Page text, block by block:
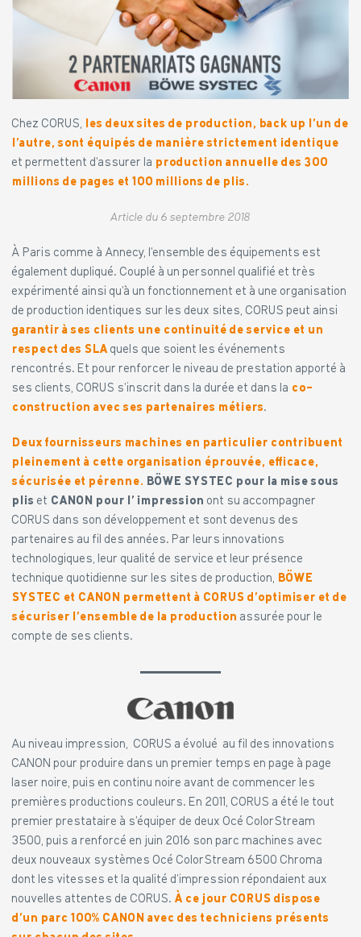
Chez CORUS,
les deux sites de production, back up l’un de
l’autre, sont équipés de manière strictement identique
et permettent d’assurer la production annuelle des 300
millions de pages et 100 millions de plis.
Article du 6 septembre 2018
À Paris comme à Annecy, l’ensemble des équipements est
également dupliqué. Couplé à un personnel qualifié et très
expérimenté ainsi qu’à un fonctionnement et à une organisation
de production identiques sur les deux sites, CORUS peut ainsi
garantir à ses clients une continuité de service et un
respect des SLA quels que soient les événements
rencontrés. Et pour renforcer le niveau de prestation apporté à
ses clients, CORUS s’inscrit dans la durée et dans la co-
construction avec ses partenaires métiers.
Deux fournisseurs machines en particulier contribuent
pleinement à cette organisation éprouvée, efficace,
sécurisée et pérenne. BÖWE SYSTEC pour la mise sous
plis et CANON pour l’ impression ont su accompagner
CORUS dans son développement et sont devenus des
partenaires au fil des années. Par leurs innovations
technologiques, leur qualité de service et leur présence
technique quotidienne sur les sites de production, BÖWE
SYSTEC et CANON permettent à CORUS d’optimiser et de
sécuriser l’ensemble de la production assurée pour le
compte de ses clients.
Au niveau impression, CORUS a évolué au fil des innovations
CANON pour produire dans un premier temps en page à page
laser noire, puis en continu noire avant de commencer les
premières productions couleurs. En 2011, CORUS a été le tout
premier prestataire à s’équiper de deux Océ ColorStream
3500, puis a renforcé en juin 2016 son parc machines avec
deux nouveaux systèmes Océ ColorStream 6500 Chroma
dont les vitesses et la qualité d’impression répondaient aux
nouvelles attentes de CORUS. À ce jour CORUS dispose
d’un parc 100% CANON avec des techniciens présents